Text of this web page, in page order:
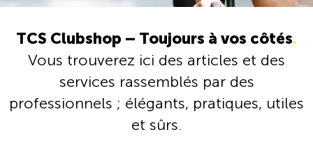
TCS Clubshop – Toujours à vos côtés.
Vous trouverez ici des articles et des
services rassemblés par des
professionnels ; élégants, pratiques, utiles
et sûrs.